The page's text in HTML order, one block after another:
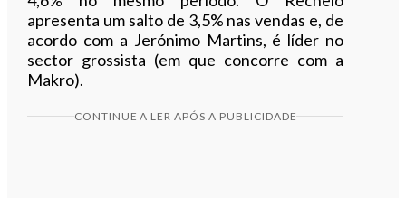
apresenta um salto de 3,5% nas vendas e, de
acordo com a Jerónimo Martins, é líder no
sector grossista (em que concorre com a
Makro).
CONTINUE A LER APÓS A PUBLICIDADE